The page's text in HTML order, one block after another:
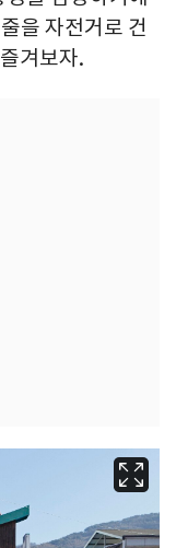
을 자전거로 건
겨보자.